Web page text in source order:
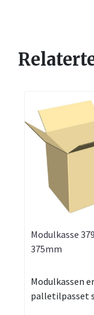
Modulkasse
375mm
Modulkassen er
palletilpasset